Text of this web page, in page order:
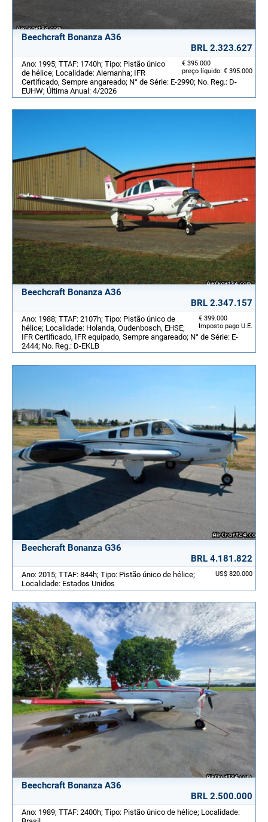
Beechcraft Bonanza A36
BRL 2.323.627
€ 395.000
preço líquido: € 395.000
Ano: 1995; TTAF: 1740h; Tipo: Pistão único
de hélice; Localidade: Alemanha; IFR
Certificado, Sempre angareado; N° de Série: E-2990; No. Reg.: D-
EUHW; Última Anual: 4/2026
Beechcraft Bonanza A36
BRL 2.347.157
€ 399.000
Imposto pago U.E.
Ano: 1988; TTAF: 2107h; Tipo: Pistão único de
hélice; Localidade: Holanda, Oudenbosch, EHSE;
IFR Certificado, IFR equipado, Sempre angareado; N° de Série: E-
2444; No. Reg.: D-EKLB
Beechcraft Bonanza G36
BRL 4.181.822
US$ 820.000
Ano: 2015; TTAF: 844h; Tipo: Pistão único de hélice;
Localidade: Estados Unidos
Beechcraft Bonanza A36
BRL 2.500.000
Ano: 1989; TTAF: 2400h; Tipo: Pistão único de hélice; Localidade: